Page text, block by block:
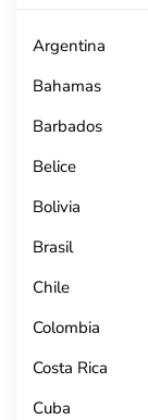
Argentina
Bahamas
Barbados
Belice
Bolivia
Brasil
Chile
Colombia
Costa Rica
Cuba